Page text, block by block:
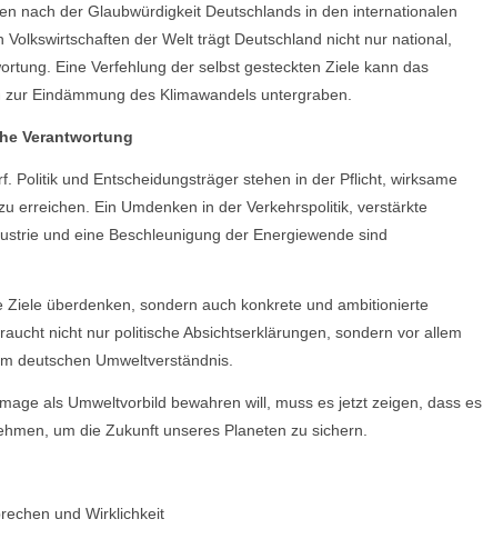
nach der Glaubwürdigkeit Deutschlands in den internationalen
der Welt trägt Deutschland nicht nur national,
Eine Verfehlung der selbst gesteckten Ziele kann das
Eindämmung des Klimawandels untergraben.
Verantwortung
Politik und Entscheidungsträger stehen in der Pflicht, wirksame
erreichen. Ein Umdenken in der Verkehrspolitik, verstärkte
und eine Beschleunigung der Energiewende sind
überdenken, sondern auch konkrete und ambitionierte
nicht nur politische Absichtserklärungen, sondern vor allem
deutschen Umweltverständnis.
als Umweltvorbild bewahren will, muss es jetzt zeigen, dass es
um die Zukunft unseres Planeten zu sichern.
und Wirklichkeit